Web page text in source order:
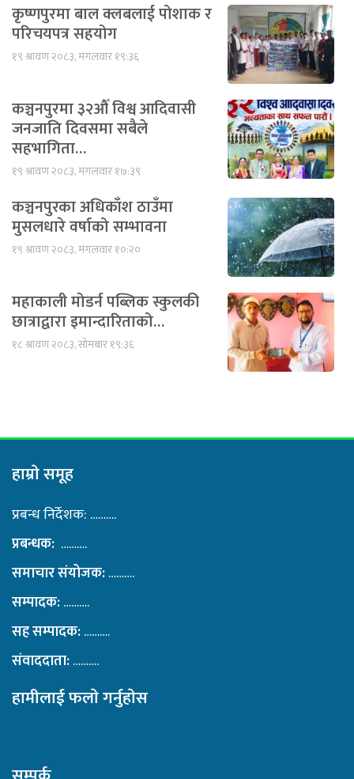
कृष्णपुरमा बाल क्लबलाई पोशाक र
परिचयपत्र सहयोग
१९ श्रावण २०८३, मंगलवार १९:३६
कञ्चनपुरमा ३२औँ विश्व आदिवासी
जनजाति दिवसमा सबैले
सहभागिता…
१९ श्रावण २०८३, मंगलवार १७:३९
कञ्चनपुरका अधिकाँश ठाउँमा
मुसलधारे वर्षाको सम्भावना
१९ श्रावण २०८३, मंगलवार १०:२०
महाकाली मोडर्न पब्लिक स्कुलकी
छात्राद्वारा इमान्दारिताको…
१८ श्रावण २०८३, सोमबार १९:३६
हाम्राे समूह
प्रबन्ध निर्देशक: ……….
प्रबन्धक: ……….
समाचार संयोजक:……….
सम्पादक:……….
सह सम्पादक:……….
संवाददाता:……….
हामीलाई फलाे गर्नुहाेस